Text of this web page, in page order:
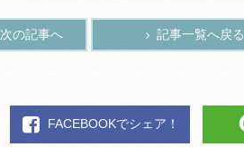
次の記事へ 記事一覧へ戻る
FACEBOOKでシェア！